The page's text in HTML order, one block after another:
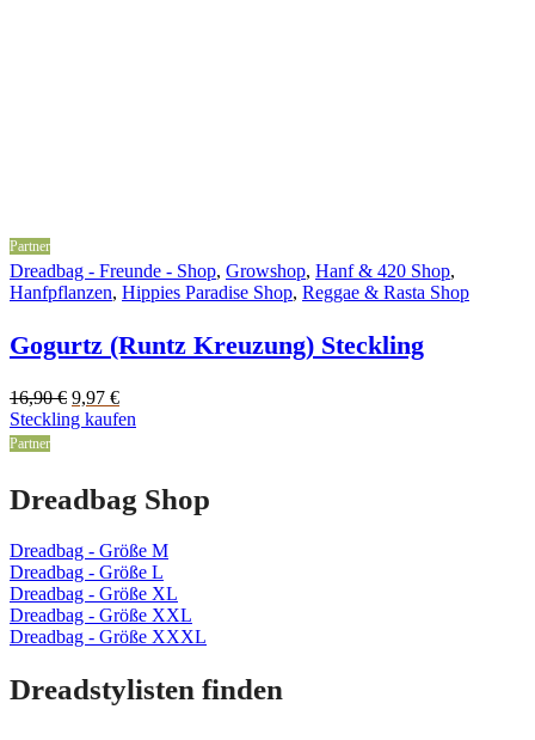
Partner
Dreadbag - Freunde - Shop, Growshop, Hanf & 420 Shop,
Hanfpflanzen, Hippies Paradise Shop, Reggae & Rasta Shop
Gogurtz (Runtz Kreuzung) Steckling
16,90€ Original
price
9,97 €Current
price
Steckling kaufen
Partner
Dreadbag Shop
Dreadbag - Größe M
Dreadbag - Größe L
Dreadbag - Größe XL
Dreadbag - Größe XXL
Dreadbag - Größe XXXL
Dreadstylisten finden